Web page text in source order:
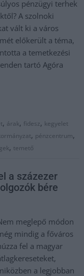
pénzügyi terhek
A szolnoki
vált ki a város
előkerült a téma,
a temetkezési
tartó Agóra
, árak, fidesz, kegyelet
, pénzcentrum,
, temető
a százezer
bére
meglepő módon
mindig a főváros
fel a magyar
a legjobban